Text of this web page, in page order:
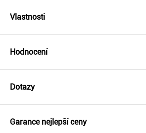
Vlastnosti
Hodnocení
Dotazy
Garance nejlepší ceny